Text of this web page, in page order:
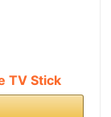
TV Stick